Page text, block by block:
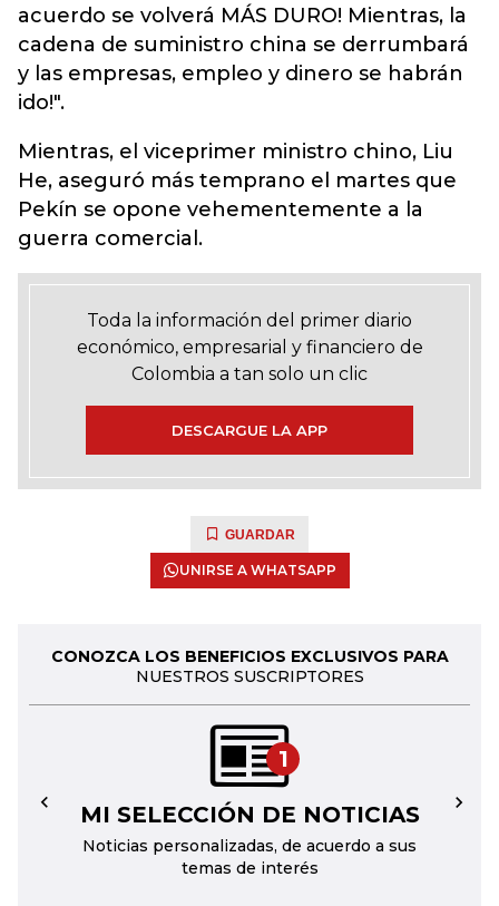
acuerdo se volverá MÁS DURO! Mientras, la
cadena de suministro china se derrumbará
y las empresas, empleo y dinero se habrán
ido!".
Mientras, el viceprimer ministro chino, Liu
He, aseguró más temprano el martes que
Pekín se opone vehementemente a la
guerra comercial.
Toda la información del primer diario
económico, empresarial y financiero de
Colombia a tan solo un clic
DESCARGUE LA APP
GUARDAR
UNIRSE A WHATSAPP
CONOZCA LOS BENEFICIOS EXCLUSIVOS PARA
NUESTROS SUSCRIPTORES
1
MI SELECCIÓN DE NOTICIAS
Noticias personalizadas, de acuerdo a sus
temas de interés
← →